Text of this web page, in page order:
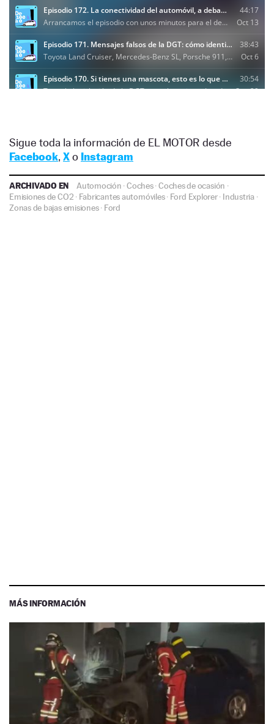
Sigue toda la información de EL MOTOR desde
Facebook, Xo Instagram
ARCHIVADO EN Automoción ·Coches·Coches de ocasión ·
Emisiones de CO2 · Fabricantes automóviles· Ford Explorer· Industria·
Zonas de bajas emisiones· Ford
MÁS INFORMACIÓN